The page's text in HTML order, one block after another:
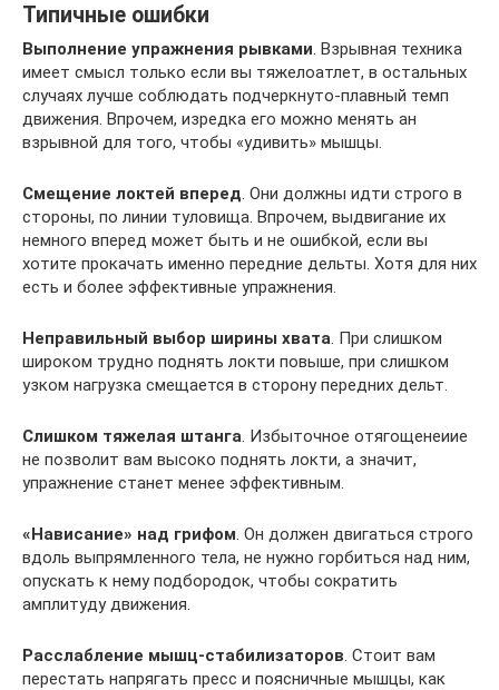
Типичные ошибки
Выполнение упражнения рывками . Взрывная техника
имеет смысл только если вы тяжелоатлет, в остальных
случаях лучше соблюдать подчеркнуто-плавный темп
движения. Впрочем, изредка его можно менять ан
взрывной для того, чтобы «удивить» мышцы.
Смещение локтей вперед . Они должны идти строго в
стороны, по линии туловища. Впрочем, выдвигание их
немного вперед может быть и не ошибкой, если вы
хотите прокачать именно передние дельты. Хотя для них
есть и более эффективные упражнения.
Неправильный выбор ширины хвата . При слишком
широком трудно поднять локти повыше, при слишком
узком нагрузка смещается в сторону передних дельт.
Слишком тяжелая штанга . Избыточное отягощенеиие
не позволит вам высоко поднять локти, а значит,
упражнение станет менее эффективным.
«Нависание» над грифом . Он должен двигаться строго
вдоль выпрямленного тела, не нужно горбиться над ним,
опускать к нему подбородок, чтобы сократить
амплитуду движения.
Расслабление мышц-стабилизаторов . Стоит вам
перестать напрягать пресс и поясничные мышцы, как